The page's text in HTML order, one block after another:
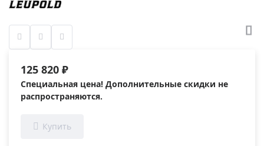
125 820 ₽
Специальная цена! Дополнительные скидки не
распространяются.